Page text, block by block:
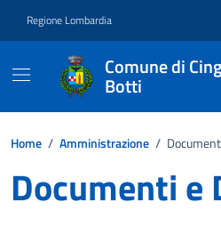
Regione Lombardia
Comune di
Botti
Home / Amministrazione /
Documenti e